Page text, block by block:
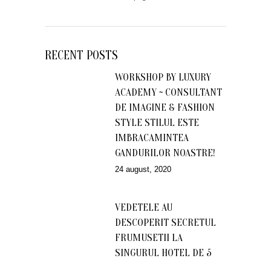
RECENT POSTS
WORKSHOP BY LUXURY
ACADEMY ~ CONSULTANT
DE IMAGINE & FASHION
STYLE STILUL ESTE
IMBRACAMINTEA
GANDURILOR NOASTRE!
24 august, 2020
VEDETELE AU
DESCOPERIT SECRETUL
FRUMUSETII LA
SINGURUL HOTEL DE 5